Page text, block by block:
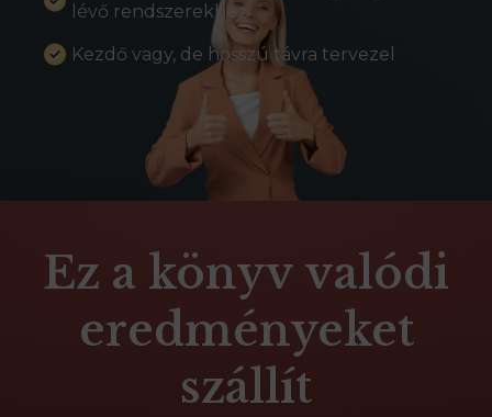
lévő rendszerekhez
Kezdő vagy, de hosszú távra tervezel
Ez a könyv valódi
eredményeket
szállít